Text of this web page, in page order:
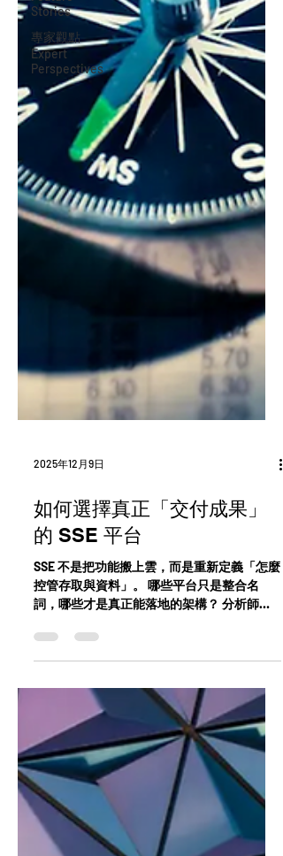
Stories
專家觀點
Expert
Perspectives
如何選擇真正「交付成果」
的 SSE 平台
SSE 不是把功能搬上雲，而是重新定義「怎麼
詞，哪些才是真正能落地的架構？ 分析師的